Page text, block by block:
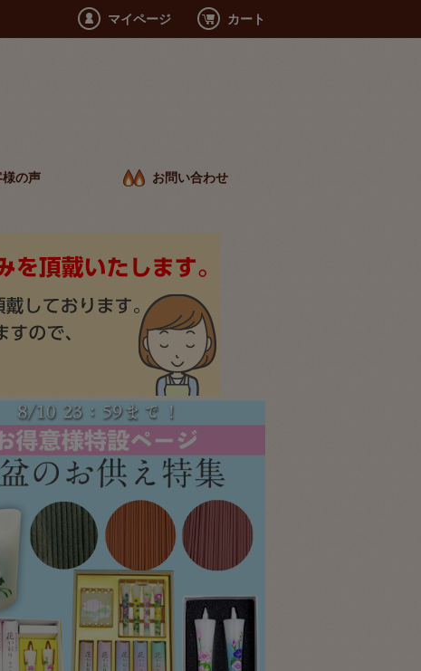
マイページ カート
様の声 お問い合わせ